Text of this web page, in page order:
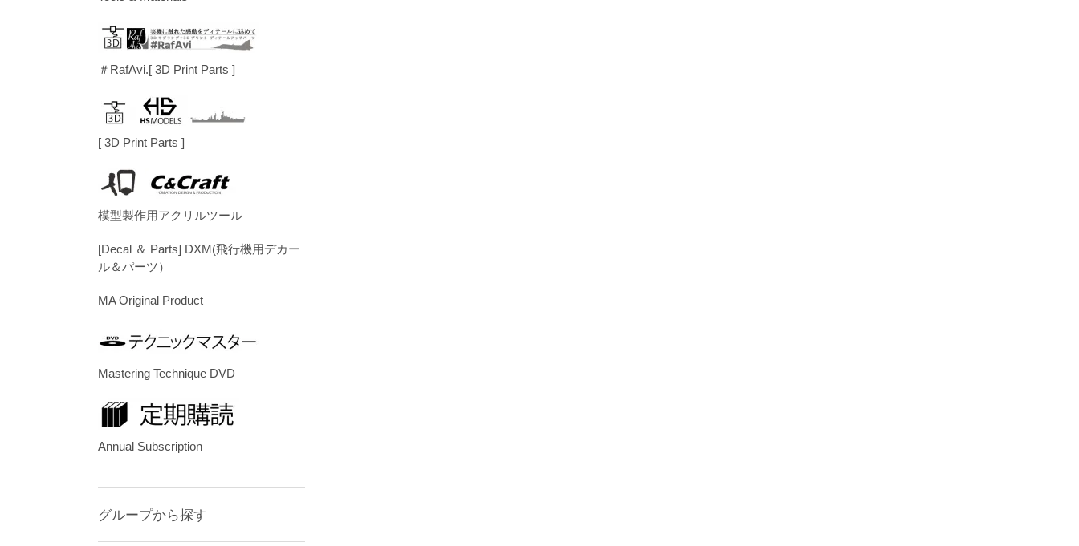
＃RafAvi.[ 3D Print Parts ]
[ 3D Print Parts ]
模型製作用アクリルツール
[Decal ＆ Parts] DXM(飛行機用デカー
ル＆パーツ）
MA Original Product
Mastering Technique DVD
Annual Subscription
グループから探す